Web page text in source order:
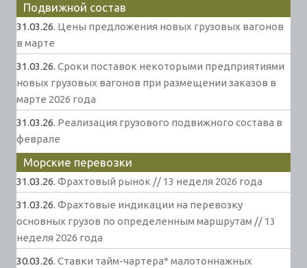
Подвижной состав
31.03.26. Цены предложения новых грузовых вагонов
в марте
31.03.26. Сроки поставок некоторыми предприятиями
новых грузовых вагонов при размещении заказов в
марте 2026 года
31.03.26. Реализация грузового подвижного состава в
феврале
Морские перевозки
31.03.26. Фрахтовый рынок // 13 неделя 2026 года
31.03.26. Фрахтовые индикации на перевозку
основных грузов по определенным маршрутам // 13
неделя 2026 года
30.03.26. Ставки тайм-чартера* малотоннажных